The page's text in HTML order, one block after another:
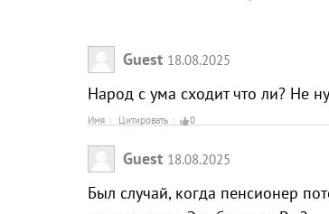
Guest 18.08.2025
Народ с ума сходит что ли? Не
Имя Цитировать 0
Guest 18.08.2025
Был случай, когда пенсионер